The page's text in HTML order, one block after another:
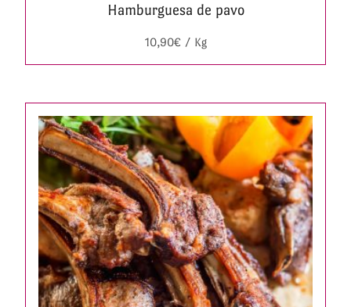
Hamburguesa de pavo
10,90€/ Kg